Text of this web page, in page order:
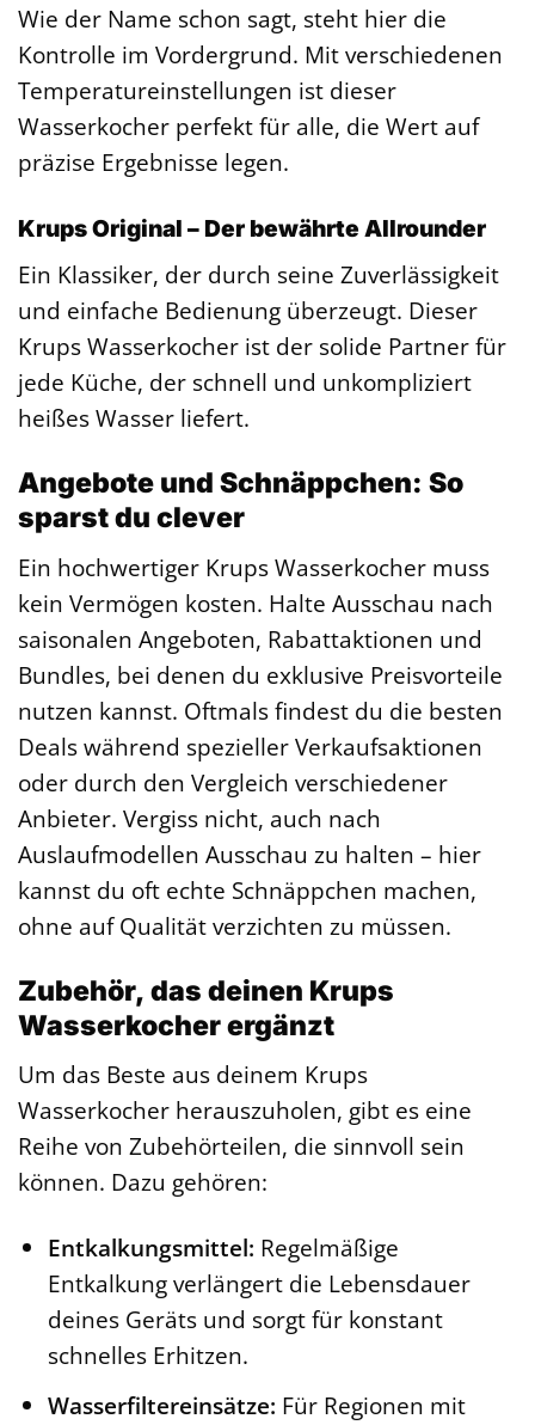
Wie der Name schon sagt, steht hier die
Kontrolle im Vordergrund. Mit verschiedenen
Temperatureinstellungen ist dieser
Wasserkocher perfekt für alle, die Wert auf
präzise Ergebnisse legen.
Krups Original – Der bewährte Allrounder
Ein Klassiker, der durch seine Zuverlässigkeit
und einfache Bedienung überzeugt. Dieser
Krups Wasserkocher ist der solide Partner für
jede Küche, der schnell und unkompliziert
heißes Wasser liefert.
Angebote und Schnäppchen: So
sparst du clever
Ein hochwertiger Krups Wasserkocher muss
kein Vermögen kosten. Halte Ausschau nach
saisonalen Angeboten, Rabattaktionen und
Bundles, bei denen du exklusive Preisvorteile
nutzen kannst. Oftmals findest du die besten
Deals während spezieller Verkaufsaktionen
oder durch den Vergleich verschiedener
Anbieter. Vergiss nicht, auch nach
Auslaufmodellen Ausschau zu halten – hier
kannst du oft echte Schnäppchen machen,
ohne auf Qualität verzichten zu müssen.
Zubehör, das deinen Krups
Wasserkocher ergänzt
Um das Beste aus deinem Krups
Wasserkocher herauszuholen, gibt es eine
Reihe von Zubehörteilen, die sinnvoll sein
können. Dazu gehören:
Entkalkungsmittel: Regelmäßige
Entkalkung verlängert die Lebensdauer
deines Geräts und sorgt für konstant
schnelles Erhitzen.
Wasserfiltereinsätze: Für Regionen mit